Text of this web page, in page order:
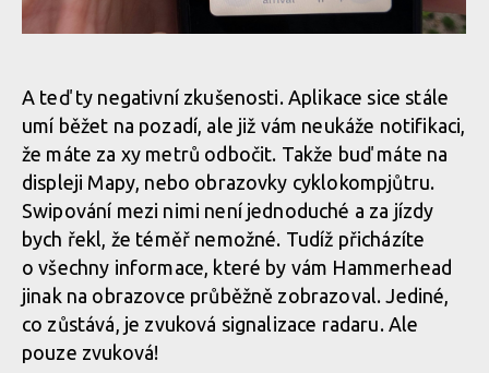
Mapy.com na Hammerhead Karoo
Mapy.com na Hammerhead Karoo
A teď ty negativní zkušenosti. Aplikace sice stále
umí běžet na pozadí, ale již vám neukáže notifikaci,
že máte za xy metrů odbočit. Takže buď máte na
displeji Mapy, nebo obrazovky cyklokompjůtru.
Swipování mezi nimi není jednoduché a za jízdy
bych řekl, že téměř nemožné. Tudíž přicházíte
o všechny informace, které by vám Hammerhead
jinak na obrazovce průběžně zobrazoval. Jediné,
co zůstává, je zvuková signalizace radaru. Ale
pouze zvuková!